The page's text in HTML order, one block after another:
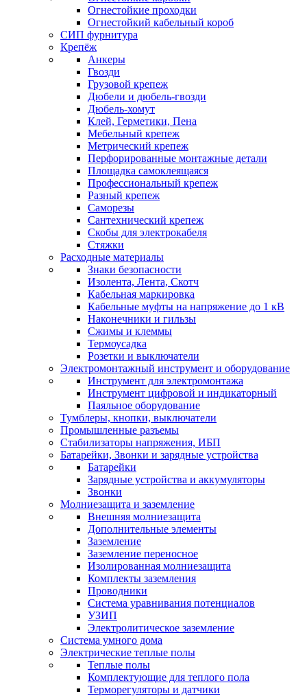
Огнестойкие проходки
Огнестойкий кабельный короб
СИП фурнитура
Крепёж
Анкеры
Гвозди
Грузовой крепеж
Дюбели и дюбель-гвозди
Дюбель-хомут
Клей, Герметики, Пена
Мебельный крепеж
Метрический крепеж
Перфорированные монтажные детали
Площадка самоклеящаяся
Профессиональный крепеж
Разный крепеж
Саморезы
Сантехнический крепеж
Скобы для электрокабеля
Стяжки
Расходные материалы
Знаки безопасности
Изолента, Лента, Скотч
Кабельная маркировка
Кабельные муфты на напряжение до 1 кВ
Наконечники и гильзы
Сжимы и клеммы
Термоусадка
Розетки и выключатели
Электромонтажный инструмент и оборудование
Инструмент для электромонтажа
Инструмент цифровой и индикаторный
Паяльное оборудование
Тумблеры, кнопки, выключатели
Промышленные разъемы
Стабилизаторы напряжения, ИБП
Батарейки, Звонки и зарядные устройства
Батарейки
Зарядные устройства и аккумуляторы
Звонки
Молниезащита и заземление
Внешняя молниезащита
Дополнительные элементы
Заземление
Заземление переносное
Изолированная молниезащита
Комплекты заземления
Проводники
Система уравнивания потенциалов
УЗИП
Электролитическое заземление
Система умного дома
Электрические теплые полы
Теплые полы
Комплектующие для теплого пола
Терморегуляторы и датчики